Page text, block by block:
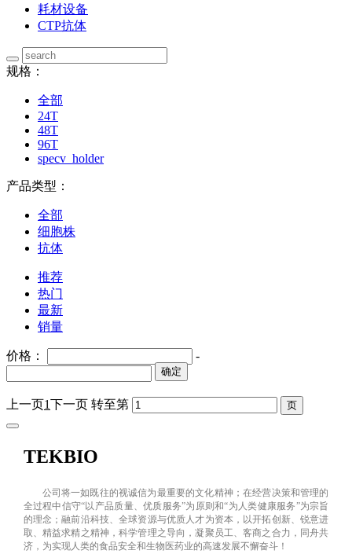
耗材设备
CTP抗体
规格：
全部
24T
48T
96T
specv_holder
产品类型：
全部
细胞株
抗体
推荐
热门
最新
销量
价格： -
确定
上一页1下一页 转至第
TEKBIO
公司将一如既往的视诚信为最重要的文化精神；在经营决策和管理的
全过程中信守“以产品质量、优质服务”为原则和“为人类健康服务”为宗旨
的理念；融前沿科技、全球资源与优质人才为资本，以开拓创新、锐意进
取、精益求精之精神，科学管理之导向，凝聚员工、客商之合力，同舟共
济，为实现人类的食品安全和生物医药业的高速发展不懈奋斗！